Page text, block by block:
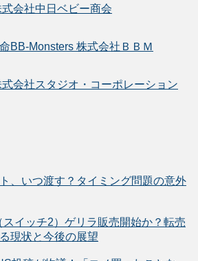
会社中日ベビー商会
BB-Monsters 株式会社ＢＢＭ
会社スタジオ・コーポレーション
、いつ渡す？タイミング問題の意外
スイッチ2）ゲリラ販売開始か？転売
現状と今後の展望